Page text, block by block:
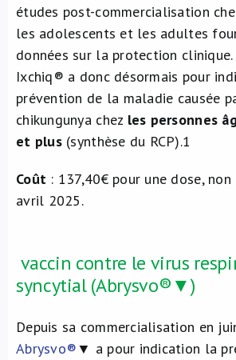
études post-commercialisation
les adolescents et les adultes
données sur la protection clinique.
Ixchiq® a donc désormais pour
prévention de la maladie causée
chikungunya chez les personnes
et plus (synthèse du RCP).1
Coût : 137,40€ pour une dose,
avril 2025.
vaccin contre le virus
syncytial (Abrysvo®▼)
Depuis sa commercialisation en
Abrysvo®▼ a pour indication la